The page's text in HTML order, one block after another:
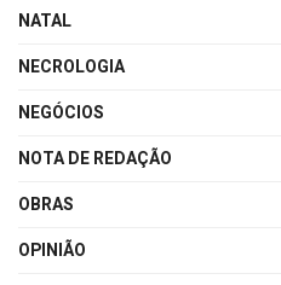
NATAL
NECROLOGIA
NEGÓCIOS
NOTA DE REDAÇÃO
OBRAS
OPINIÃO